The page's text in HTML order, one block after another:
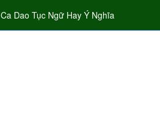
Ca Dao Tục Ngữ Hay Ý Nghĩa